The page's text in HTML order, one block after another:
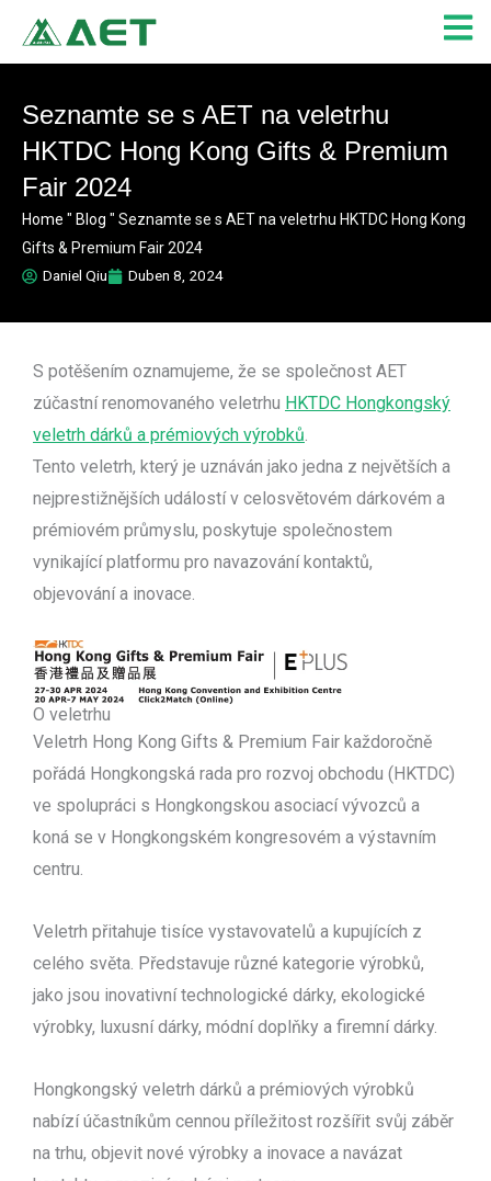
obsah
Seznamte se s AET na veletrhu
HKTDC Hong Kong Gifts & Premium
Fair 2024
Home " Blog " Seznamte se s AET na veletrhu HKTDC Hong Kong
Gifts & Premium Fair 2024
Daniel Qiu
Duben 8, 2024
S potěšením oznamujeme, že se společnost AET
zúčastní renomovaného veletrhu HKTDC Hongkongský
veletrh dárků a prémiových výrobků.
Tento veletrh, který je uznáván jako jedna z největších a
nejprestižnějších událostí v celosvětovém dárkovém a
prémiovém průmyslu, poskytuje společnostem
vynikající platformu pro navazování kontaktů,
objevování a inovace.
O veletrhu
Veletrh Hong Kong Gifts & Premium Fair každoročně
pořádá Hongkongská rada pro rozvoj obchodu (HKTDC)
ve spolupráci s Hongkongskou asociací vývozců a
koná se v Hongkongském kongresovém a výstavním
centru.
Veletrh přitahuje tisíce vystavovatelů a kupujících z
celého světa. Představuje různé kategorie výrobků,
jako jsou inovativní technologické dárky, ekologické
výrobky, luxusní dárky, módní doplňky a firemní dárky.
Hongkongský veletrh dárků a prémiových výrobků
nabízí účastníkům cennou příležitost rozšířit svůj záběr
na trhu, objevit nové výrobky a inovace a navázat